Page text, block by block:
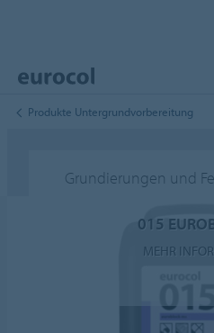
Produkte Untergrundvorbereitung
Grundierungen und
015
MEHR